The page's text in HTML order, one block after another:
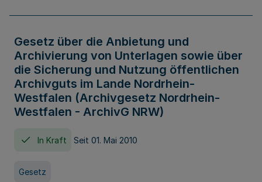
Gesetz über die Anbietung und
Archivierung von Unterlagen sowie über
die Sicherung und Nutzung öffentlichen
Archivguts im Lande Nordrhein-
Westfalen (Archivgesetz Nordrhein-
Westfalen - ArchivG NRW)
In Kraft Seit 01. Mai 2010
Gesetz